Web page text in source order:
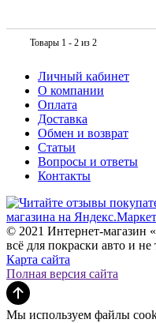
Товары 1 - 2 из 2
Личный кабинет
О компании
Оплата
Доставка
Обмен и возврат
Статьи
Вопросы и ответы
Контакты
© 2021 Интернет-магазин
всё для покраски авто и не
Карта сайта
Полная версия сайта
Мы используем файлы